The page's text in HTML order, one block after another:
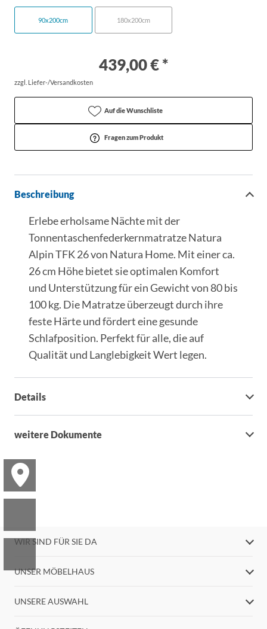
90x200cm 180x200cm
439,00 € *
zzgl. Liefer-/Versandkosten
Auf die Wunschliste
Fragen zum Produkt
Beschreibung
Erlebe erholsame Nächte mit der
Tonnentaschenfederkernmatratze Natura
Alpin TFK 26 von Natura Home. Mit einer ca.
26 cm Höhe bietet sie optimalen Komfort
und Unterstützung für ein Gewicht von 80 bis
100 kg. Die Matratze überzeugt durch ihre
feste Härte und fördert eine gesunde
Schlafposition. Perfekt für alle, die auf
Qualität und Langlebigkeit Wert legen.
Details
weitere Dokumente
WIR SIND FÜR SIE DA
UNSER MÖBELHAUS
UNSERE AUSWAHL